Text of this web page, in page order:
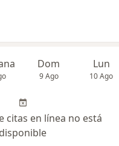
Dom
9 Ago
Lun
10 Ago
citas en línea no está
disponible